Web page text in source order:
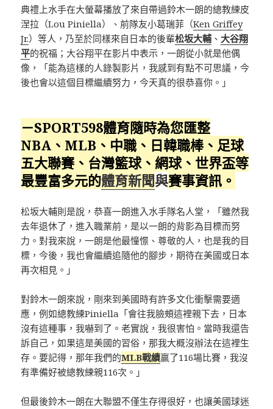
典禮上水手在大螢幕播放了來自帶過鈴木一朗的總教練皮
涅拉（Lou Piniella）、前隊友小葛瑞菲（Ken Griffey
Jr.）等人，乃至於同樣來自日本的後輩松坂大輔 、 大谷翔
平的祝福；大谷翔平在影片中表示，一朗從小就是他偶
像，「能為這樣的人錄製影片，我感到有點不可思議，今
後也會以這個目標繼續努力，今天真的很恭喜你。」
－SPORT598體育隨時為您匯整
NBA、MLB、中職、日韓職棒、足球
五大聯賽、台灣籃球、網球、 世界盃等
最豐富多元的體育新聞與賽事資訊。
松坂大輔則是說，恭喜一朗進入水手隊名人堂，「雖然我
去年退休了，進入職業前，是以一朗的背影為目標而努
力。對我來說，一朗是他最憧憬、尊敬的人，也是我的目
標，今後，我也會繼續追隨他的腳步，期待在美國或日本
再次相見。」
對鈴木一朗來說，剛來到美國時有許多文化衝擊需要適
應，例如總教練Piniella「會往我臉頰這裡親下去，日本
沒有這種事，我嚇到了。老實說，我很害怕。當時我還告
訴自己，如果這是美國的習俗，那我大概沒辦法在這裡生
存。要記得，那年我們的MLB戰績贏了116場比賽，我沒
有準備好被總教練親116次。」
但最後鈴木一朗在大聯盟不僅生存得很好，也讓美國球迷